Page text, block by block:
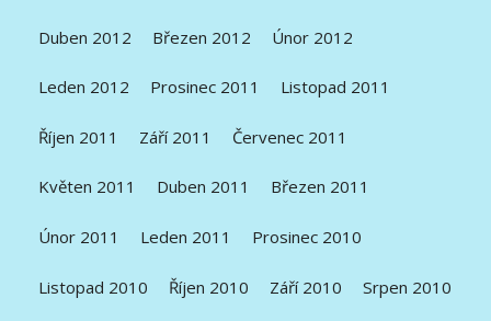
Duben 2012 Březen 2012 Únor 2012
Leden 2012 Prosinec 2011 Listopad 2011
Říjen 2011 Září 2011 Červenec 2011
Květen 2011 Duben 2011 Březen 2011
Únor 2011 Leden 2011 Prosinec 2010
Listopad 2010 Říjen 2010 Září 2010 Srpen 2010